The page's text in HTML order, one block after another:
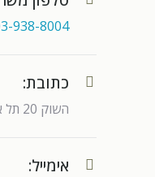
938-8004
כתובת:
השוק 20 תל אביב יפו
אימייל: